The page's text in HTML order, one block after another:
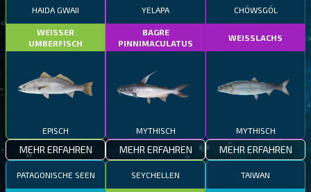
HAIDA GWAII
WEISSER
UMBERFISCH
EPISCH
MEHR ERFAHREN
YELAPA
BAGRE
PINNIMACULATUS
MYTHISCH
MEHR ERFAHREN
CHÖWSGÖL
WEISSLACHS
MYTHISCH
MEHR ERFAHREN
PATAGONISCHE SEEN SEYCHELLEN TAIWAN